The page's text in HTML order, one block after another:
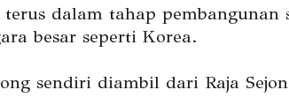
dalam tahap pembangunan
besar seperti Korea.
sendiri diambil dari Raja